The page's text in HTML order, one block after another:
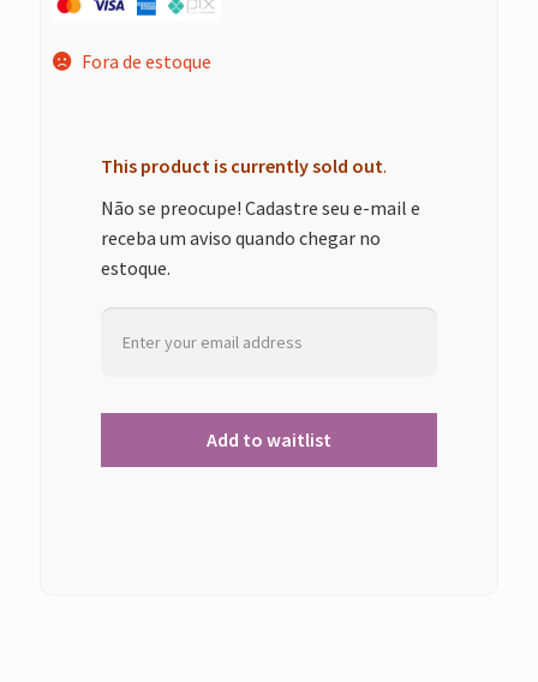
Fora de estoque
This product is currently sold out.
Não se preocupe! Cadastre seu e-mail e
receba um aviso quando chegar no
estoque.